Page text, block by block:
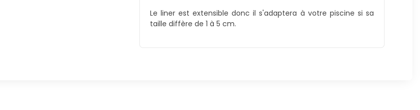
Le liner est extensible donc il s'adaptera à votre piscine si sa
taille diffère de 1 à 5 cm.